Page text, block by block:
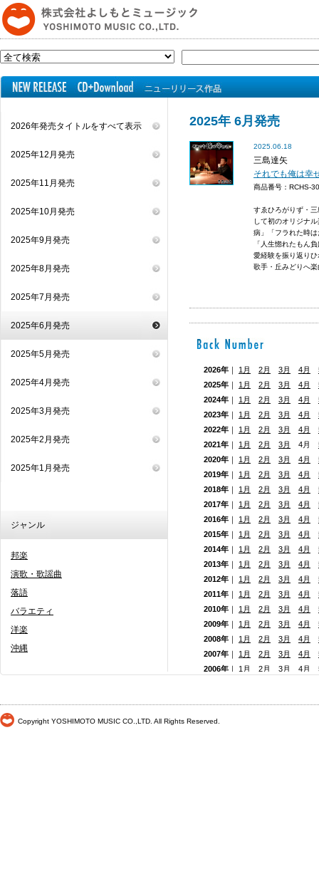
2026年発売タイトルをすべて表示
2025年12月発売
2025年11月発売
2025年10月発売
2025年9月発売
2025年8月発売
2025年7月発売
2025年6月発売
2025年5月発売
2025年4月発売
2025年3月発売
2025年2月発売
2025年1月発売
ジャンル
邦楽
演歌・歌謡曲
落語
バラエティ
洋楽
沖縄
2025年 6月発売
2025.06.18
三島達矢
それでも俺は幸
商品番号：RCHS-
すゑひろがりず・
して初のオリジナ
病」「フラれた時
「人生惚れたもん
愛経験を振り返り
歌手・丘みどりへ
2026年 ｜ 1月 2月 3月 4月
2025年 ｜ 1月 2月 3月 4月
2024年 ｜ 1月 2月 3月 4月
2023年 ｜ 1月 2月 3月 4月
2022年 ｜ 1月 2月 3月 4月
2021年 ｜ 1月 2月 3月 4月
2020年 ｜ 1月 2月 3月 4月
2019年 ｜ 1月 2月 3月 4月
2018年 ｜ 1月 2月 3月 4月
2017年 ｜ 1月 2月 3月 4月
2016年 ｜ 1月 2月 3月 4月
2015年 ｜ 1月 2月 3月 4月
2014年 ｜ 1月 2月 3月 4月
2013年 ｜ 1月 2月 3月 4月
2012年 ｜ 1月 2月 3月 4月
2011年 ｜ 1月 2月 3月 4月
2010年 ｜ 1月 2月 3月 4月
2009年 ｜ 1月 2月 3月 4月
2008年 ｜ 1月 2月 3月 4月
2007年 ｜ 1月 2月 3月 4月
2006年 ｜ 1月 2月 3月 4月
Copyright YOSHIMOTO MUSIC CO.,LTD. All Rights Reserved.